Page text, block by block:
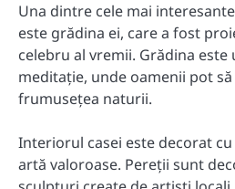
Una dintre cele mai
este grădina ei, care a fost
celebru al vremii. Grădina este
meditație, unde oamenii pot
frumusețea naturii.
Interiorul casei este decorat
artă valoroase. Pereții sunt